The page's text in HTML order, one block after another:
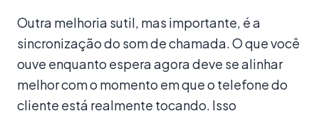
Outra melhoria sutil, mas importante, é a
sincronização do som de chamada. O que você
ouve enquanto espera agora deve se alinhar
melhor com o momento em que o telefone do
cliente está realmente tocando. Isso